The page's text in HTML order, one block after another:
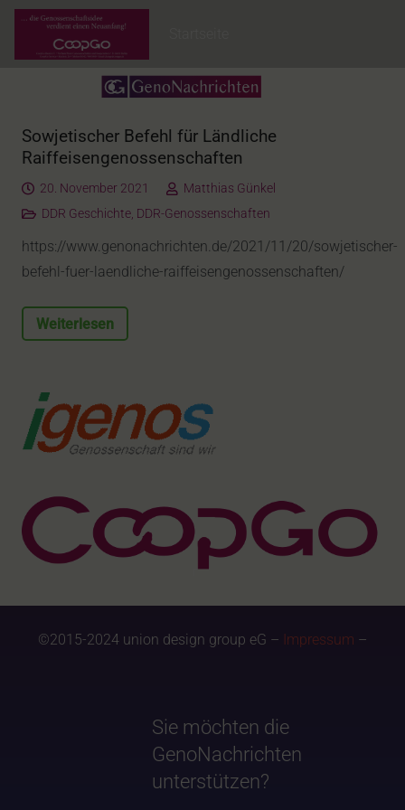
Sowjetischer Befehl für Ländliche
Raiffeisengenossenschaften
20. November 2021
Matthias Günkel
DDR Geschichte, DDR-Genossenschaften
https://www.genonachrichten.de/2021/11/20/sowjetischer-
befehl-fuer-laendliche-raiffeisengenossenschaften/
Weiterlesen
©2015-2024 union design group eG – Impressum –
Sie möchten die
GenoNachrichten
unterstützen?